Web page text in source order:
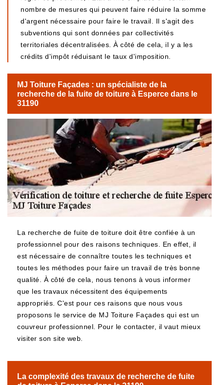
nombre de mesures qui peuvent faire réduire la somme
d'argent nécessaire pour faire le travail. Il s'agit des
subventions qui sont données par collectivités
territoriales décentralisées. À côté de cela, il y a les
crédits d'impôt réduisant le taux d'imposition.
MJ Toiture Façades : un spécialiste de la
recherche de la fuite de toiture à Esperce dans le
31190
La recherche de fuite de toiture doit être confiée à un
professionnel pour des raisons techniques. En effet, il
est nécessaire de connaître toutes les techniques et
toutes les méthodes pour faire un travail de très bonne
qualité. À côté de cela, nous tenons à vous informer
que les travaux nécessitent des équipements
appropriés. C'est pour ces raisons que nous vous
proposons le service de MJ Toiture Façades qui est un
couvreur professionnel. Pour le contacter, il vaut mieux
visiter son site web.
La complexité des travaux de recherche de fuite